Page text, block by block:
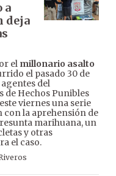
a
deja
el millonario asalto
el pasado 30 de
agentes del
de Hechos Punibles
viernes una serie
la aprehensión de
marihuana, un
y otras
el caso.